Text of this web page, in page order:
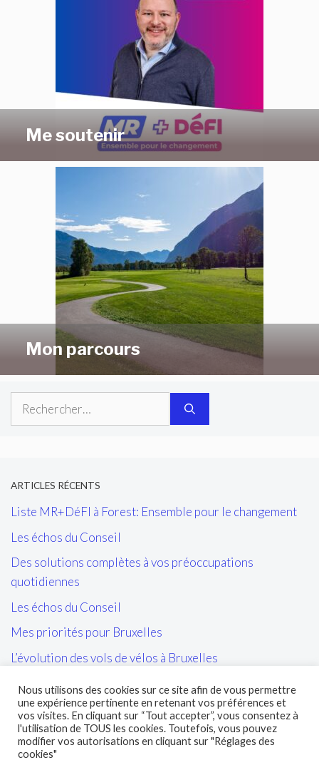
Me soutenir
Mon parcours
Rechercher :
ARTICLES RÉCENTS
Liste MR+DéFI à Forest: Ensemble pour le changement
Les échos du Conseil
Des solutions complètes à vos préoccupations
quotidiennes
Les échos du Conseil
Mes priorités pour Bruxelles
L’évolution des vols de vélos à Bruxelles
Les tags/affiches/autocollants perturbant l’ordre public
et la cohésion sociale
L’entretien des sites propres de la STIB et de leurs abords
Nous utilisons des cookies sur ce site afin de vous permettre
une expérience pertinente en retenant vos préférences et
vos visites. En cliquant sur “Tout accepter”, vous consentez à
l'utilisation de TOUS les cookies. Toutefois, vous pouvez
modifier vos autorisations en cliquant sur "Réglages des
cookies"